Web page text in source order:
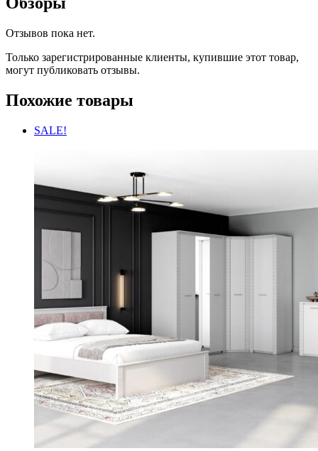
Отзывов пока нет.
Только зарегистрированные клиенты, купившие этот товар,
могут публиковать отзывы.
Похожие товары
SALE!